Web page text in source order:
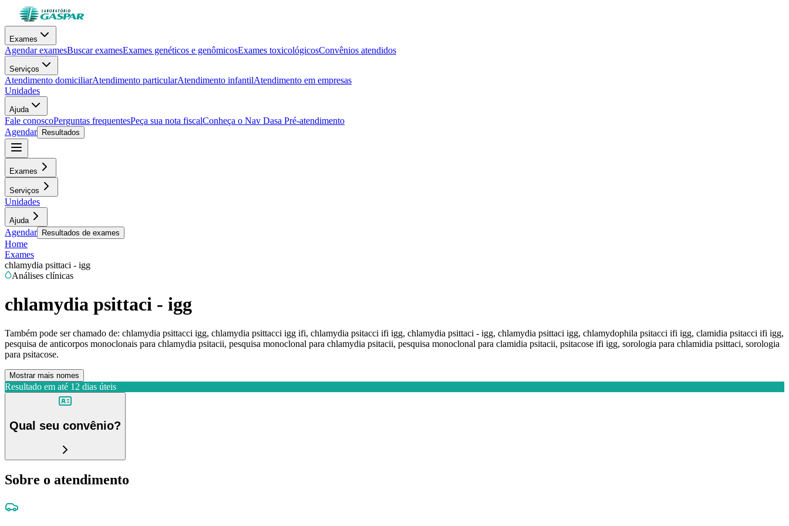
Exames
Agendar examesBuscar examesExames genéticos e genômicosExames toxicológicosConvênios atendidos
Serviços
Atendimento domiciliarAtendimento particularAtendimento infantilAtendimento em empresas
Unidades
Ajuda
Fale conoscoPerguntas frequentesPeça sua nota fiscalConheça o Nav Dasa Pré-atendimento
Agendar
Resultados
Exames
Serviços
Unidades
Ajuda
Agendar Resultados de exames
Home
Exames
chlamydia psittaci - igg
Análises clínicas
chlamydia psittaci - igg
Também pode ser chamado de: chlamydia psittacci igg, chlamydia psittacci igg ifi, chlamydia psitacci ifi igg, chlamydia psittaci - igg, chlamydia psittaci igg, chlamydophila psitacci ifi igg, clamidia psitacci ifi igg,
pesquisa de anticorpos monoclonais para chlamydia psitacii, pesquisa monoclonal para chlamydia psitacii, pesquisa monoclonal para clamidia psitacii, psitacose ifi igg, sorologia para chlamidia psittaci, sorologia
para psitacose.
Mostrar mais nomes
Resultado em até 12 dias úteis
Qual seu convênio?
Sobre o atendimento